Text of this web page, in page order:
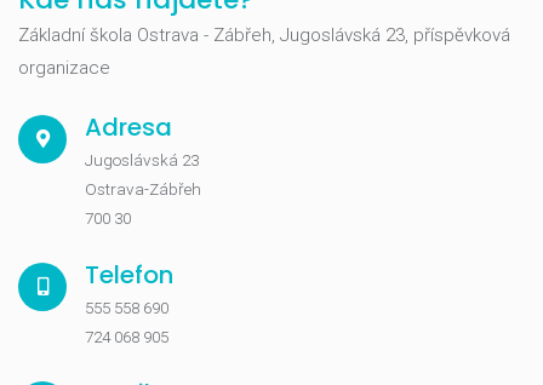
Základní škola Ostrava - Zábřeh, Jugoslávská 23, příspěvková
organizace
Adresa
Jugoslávská 23
Ostrava-Zábřeh
700 30
Telefon
555 558 690
724 068 905